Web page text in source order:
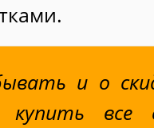
и о
купить все